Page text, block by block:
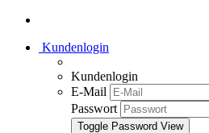
Kundenlogin
Kundenlogin
E-Mail
Passwort
Toggle Password View